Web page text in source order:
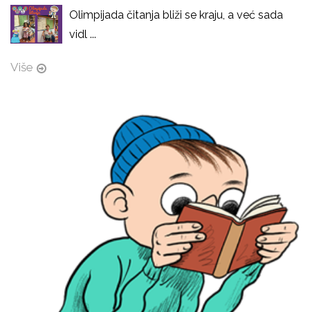
Olimpijada čitanja bliži se kraju, a već sada
vidl ...
Više